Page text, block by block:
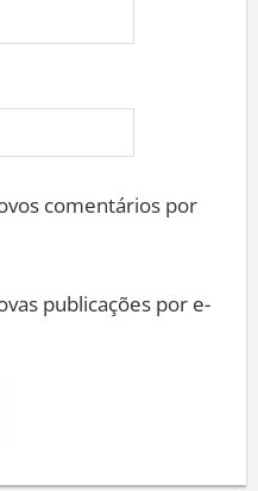
comentários por
publicações por e-